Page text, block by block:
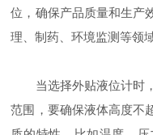
位，确保产品质量和生产
理、制药、环境监测等领域
当选择外贴液位计时，
范围，要确保液体高度不